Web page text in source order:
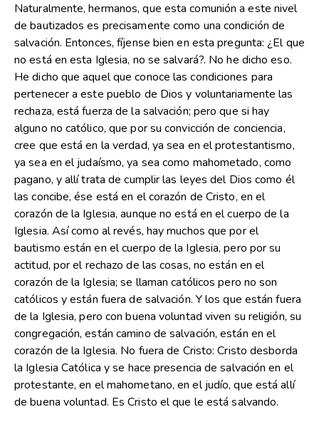
Naturalmente, hermanos, que esta comunión a este nivel
de bautizados es precisamente como una condición de
salvación. Entonces, fíjense bien en esta pregunta: ¿El que
no está en esta Iglesia, no se salvará?. No he dicho eso.
He dicho que aquel que conoce las condiciones para
pertenecer a este pueblo de Dios y voluntariamente las
rechaza, está fuerza de la salvación; pero que si hay
alguno no católico, que por su convicción de conciencia,
cree que está en la verdad, ya sea en el protestantismo,
ya sea en el judaísmo, ya sea como mahometado, como
pagano, y allí trata de cumplir las leyes del Dios como él
las concibe, ése está en el corazón de Cristo, en el
corazón de la Iglesia, aunque no está en el cuerpo de la
Iglesia. Así como al revés, hay muchos que por el
bautismo están en el cuerpo de la Iglesia, pero por su
actitud, por el rechazo de las cosas, no están en el
corazón de la Iglesia; se llaman católicos pero no son
católicos y están fuera de salvación. Y los que están fuera
de la Iglesia, pero con buena voluntad viven su religión, su
congregación, están camino de salvación, están en el
corazón de la Iglesia. No fuera de Cristo: Cristo desborda
la Iglesia Católica y se hace presencia de salvación en el
protestante, en el mahometano, en el judío, que está allí
de buena voluntad. Es Cristo el que le está salvando.